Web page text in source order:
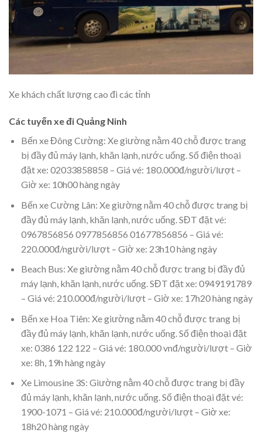
Xe khách chất lượng cao đi các tỉnh
Các tuyến xe đi Quảng Ninh
Bến xe Đông Cường: Xe giường nằm 40 chỗ được trang
bị đầy đủ máy lạnh, khăn lạnh, nước uống. Số điện thoại
đặt xe: 02033858858 – Giá vé: 180.000đ/người/lượt –
Giờ xe: 10h00 hàng ngày
Bến xe Cường Lân: Xe giường nằm 40 chỗ được trang bị
đầy đủ máy lạnh, khăn lạnh, nước uống. SĐT đặt vé:
0967856856 0977856856 01677856856 – Giá vé:
220.000đ/người/lượt – Giờ xe: 23h10 hàng ngày
Beach Bus: Xe giường nằm 40 chỗ được trang bị đầy đủ
máy lạnh, khăn lạnh, nước uống. SĐT đặt xe: 0949191789
– Giá vé: 210.000đ/người/lượt – Giờ xe: 17h20 hàng ngày
Bến xe Hoa Tiên: Xe giường nằm 40 chỗ được trang bị
đầy đủ máy lạnh, khăn lạnh, nước uống. Số điện thoại đặt
xe: 0386 122 122 – Giá vé: 180.000 vnđ/người/lượt – Giờ
xe: 8h, 19h hàng ngày
Xe Limousine 3S: Giường nằm 40 chỗ được trang bị đầy
đủ máy lạnh, khăn lạnh, nước uống. Số điện thoại đặt vé:
1900-1071 – Giá vé: 210.000đ/người/lượt – Giờ xe:
18h20 hàng ngày